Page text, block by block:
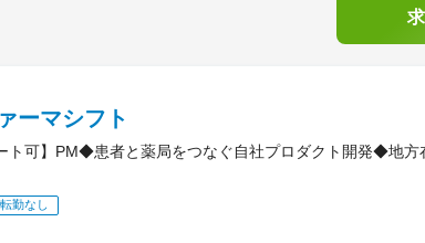
ーマシフト
ト可】PM◆患者と薬局をつなぐ自社プロダクト開発◆地
転勤なし